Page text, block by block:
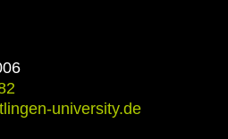
university.de